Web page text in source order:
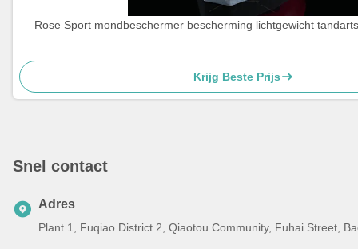
Rose Sport mondbeschermer bescherming lichtgewicht
Krijg Beste Prijs
Snel contact
Adres
Plant 1, Fuqiao District 2, Qiaotou Community, Fuhai Street,